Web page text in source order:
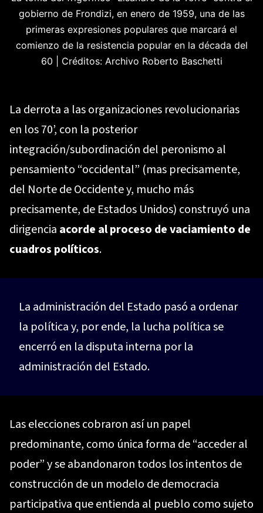
gobierno de Frondizi, en enero de 1959, una de las
primeras expresiones populares que marcará el
comienzo de la resistencia popular en la década del
60
Créditos: Archivo Roberto Baschetti
La derrota a las organizaciones revolucionarias
en los 70’, con la posterior
integración/subordinación del peronismo al
pensamiento “occidental” (mas precisamente,
del Norte de Occidente y, mucho más
precisamente, de Estados Unidos) construyó una
dirigencia acorde al proceso de vaciamiento de
cuadros políticos.
La administración del Estado pasó a ordenar
la política y, por ende, la lucha política se
encerró en la disputa interna por la
administración del Estado.
Las elecciones cobraron así un papel
predominante, como única forma de “acceder al
poder” y se abandonaron todos los intentos de
construcción de un modelo de democracia
participativa que entienda al pueblo como sujeto